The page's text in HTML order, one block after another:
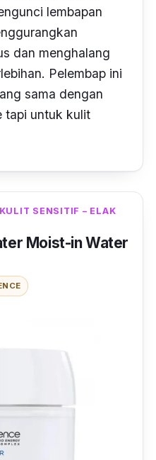
lembapan
dan menghalang
Pelembap ini
sama dengan
tapi untuk kulit
SENSITIF – ELAK
Moist-in Water